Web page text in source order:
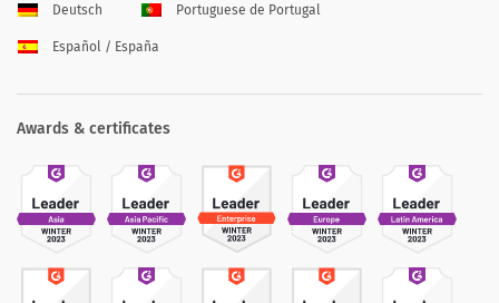
Deutsch Portuguese de Portugal
Español / España
Awards & certificates